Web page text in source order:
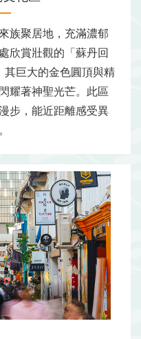
族聚居地，充滿濃郁
欣賞壯觀的「蘇丹回
其巨大的金色圓頂與精
耀著神聖光芒。此區
步，能近距離感受異